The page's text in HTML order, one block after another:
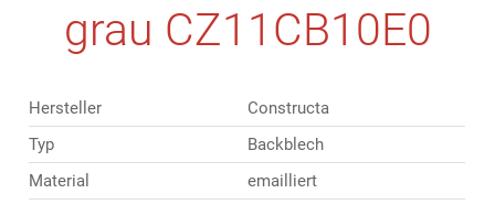
grau CZ11CB10E0
Hersteller
Constructa
Typ
Backblech
Material
emailliert